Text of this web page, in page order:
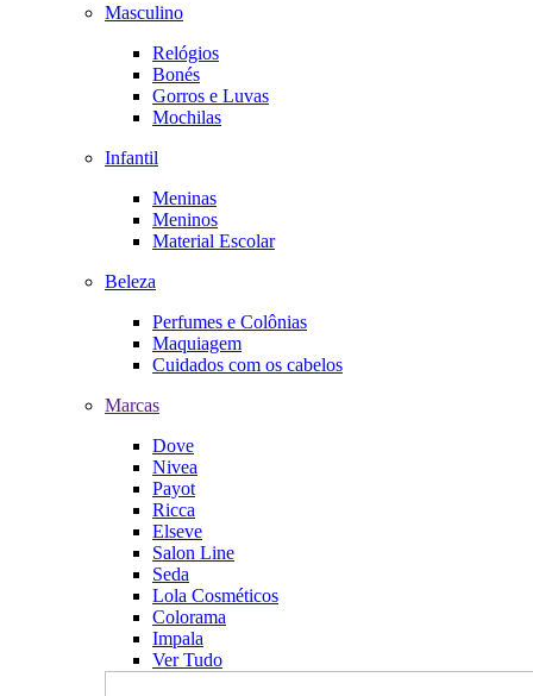
Masculino
Relógios
Bonés
Gorros e Luvas
Mochilas
Infantil
Meninas
Meninos
Material Escolar
Beleza
Perfumes e Colônias
Maquiagem
Cuidados com os cabelos
Marcas
Dove
Nivea
Payot
Ricca
Elseve
Salon Line
Seda
Lola Cosméticos
Colorama
Impala
Ver Tudo